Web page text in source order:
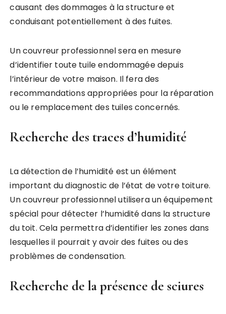
causant des dommages à la structure et
conduisant potentiellement à des fuites.
Un couvreur professionnel sera en mesure
d’identifier toute tuile endommagée depuis
l’intérieur de votre maison. Il fera des
recommandations appropriées pour la réparation
ou le remplacement des tuiles concernés.
Recherche des traces d’humidité
La détection de l’humidité est un élément
important du diagnostic de l’état de votre toiture.
Un couvreur professionnel utilisera un équipement
spécial pour détecter l’humidité dans la structure
du toit. Cela permettra d’identifier les zones dans
lesquelles il pourrait y avoir des fuites ou des
problèmes de condensation.
Recherche de la présence de sciures